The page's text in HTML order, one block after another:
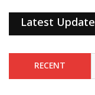
Latest Update
RECENT